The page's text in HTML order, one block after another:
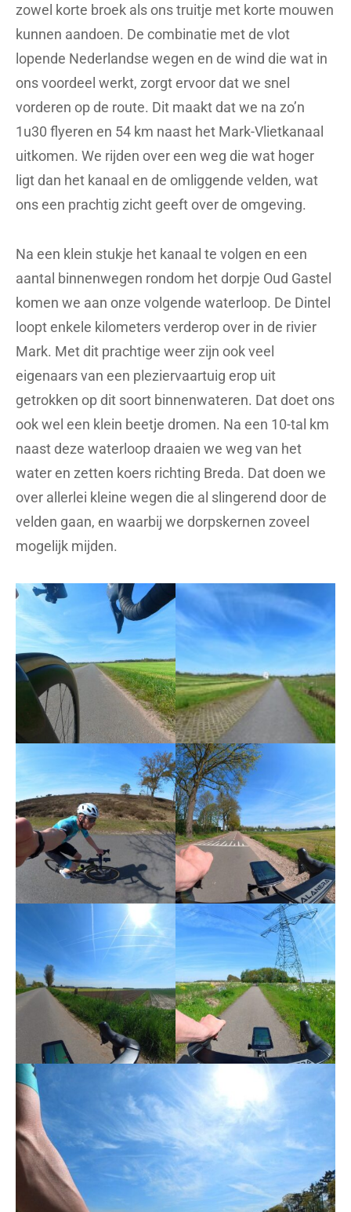
zowel korte broek als ons truitje met korte mouwen
kunnen aandoen. De combinatie met de vlot
lopende Nederlandse wegen en de wind die wat in
ons voordeel werkt, zorgt ervoor dat we snel
vorderen op de route. Dit maakt dat we na zo’n
1u30 flyeren en 54 km naast het Mark-Vlietkanaal
uitkomen. We rijden over een weg die wat hoger
ligt dan het kanaal en de omliggende velden, wat
ons een prachtig zicht geeft over de omgeving.
Na een klein stukje het kanaal te volgen en een
aantal binnenwegen rondom het dorpje Oud Gastel
komen we aan onze volgende waterloop. De Dintel
loopt enkele kilometers verderop over in de rivier
Mark. Met dit prachtige weer zijn ook veel
eigenaars van een pleziervaartuig erop uit
getrokken op dit soort binnenwateren. Dat doet ons
ook wel een klein beetje dromen. Na een 10-tal km
naast deze waterloop draaien we weg van het
water en zetten koers richting Breda. Dat doen we
over allerlei kleine wegen die al slingerend door de
velden gaan, en waarbij we dorpskernen zoveel
mogelijk mijden.